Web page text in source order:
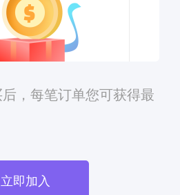
，每笔订单您可获得最
立即加入